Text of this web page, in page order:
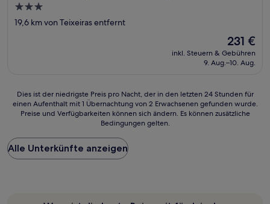
3.0-
Sterne-
19,6 km von Teixeiras entfernt
Der
Preis
beträgt
231 €
inkl. Steuern & Gebühren
9. Aug.–10. Aug.
Dies
ist
Preis
pro
Nacht,
Dies ist der niedrigste Preis pro Nacht, der in den letzten 24 Stunden für
einen Aufenthalt mit 1 Übernachtung von 2 Erwachsenen gefunden wurde.
Preise und Verfügbarkeiten können sich ändern. Es können zusätzliche
Bedingungen gelten.
Alle Unterkünfte anzeigen